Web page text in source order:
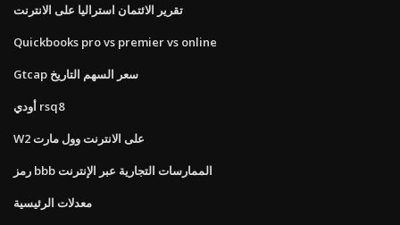
تقرير الائتمان استراليا على الانترنت
Quickbooks pro vs premier vs online
Gtcap سعر السهم التاريخ
أودي rsq8
W2 على الانترنت وول مارت
رمز bbb الممارسات التجارية عبر الإنترنت
معدلات الرئيسية